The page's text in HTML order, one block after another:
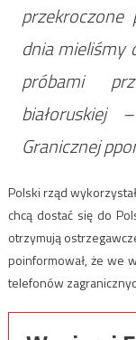
przekroczone
dnia mieliśmy
próbami
białoruskiej
Granicznej
Polski rząd
chcą dostać się do
otrzymują
poinformował, że we
telefonów